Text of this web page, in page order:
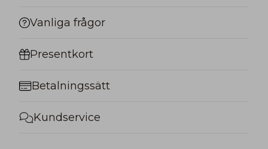
Vanliga frågor
Presentkort
Betalningssätt
Kundservice